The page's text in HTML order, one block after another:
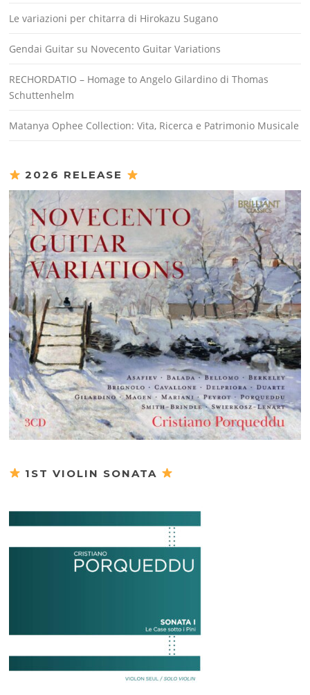
Le variazioni per chitarra di Hirokazu Sugano
Gendai Guitar su Novecento Guitar Variations
RECHORDATIO – Homage to Angelo Gilardino di Thomas
Schuttenhelm
Matanya Ophee Collection: Vita, Ricerca e Patrimonio Musicale
2026 RELEASE
1ST VIOLIN SONATA